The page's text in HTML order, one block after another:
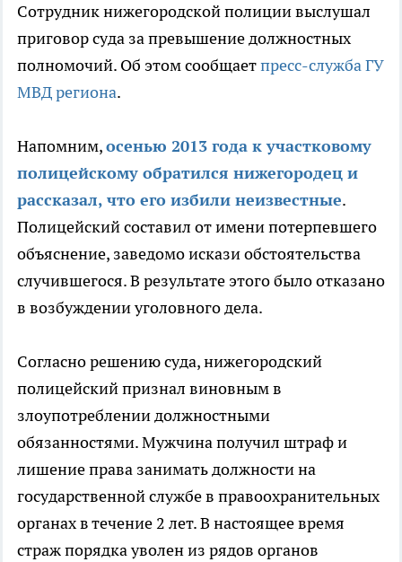
Сотрудник нижегородской полиции выслушал
приговор суда за превышение должностных
полномочий. Об этом сообщаетпресс-служба ГУ
МВД региона.
Напомним,осенью 2013 года к участковому
полицейскому обратился нижегородец и
рассказал, что его избили неизвестные.
Полицейский составил от имени потерпевшего
объяснение, заведомо искази обстоятельства
случившегося. В результате этого было отказано
в возбуждении уголовного дела.
Согласно решению суда, нижегородский
полицейский признал виновным в
злоупотреблении должностными
обязанностями. Мужчина получил штраф и
лишение права занимать должности на
государственной службе в правоохранительных
органах в течение 2 лет. В настоящее время
страж порядка уволен из рядов органов